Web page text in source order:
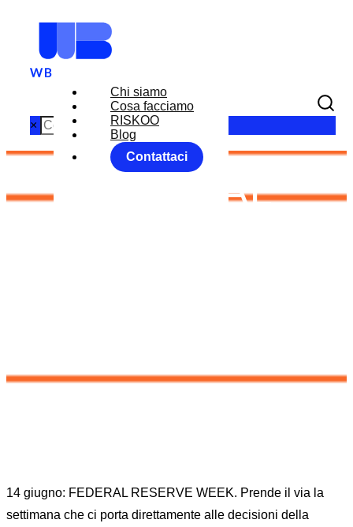
Chi siamo
Cosa facciamo
RISKOO
Blog
Contattaci
×
FEDERAL
14 giugno: FEDERAL RESERVE WEEK. Prende il via la
settimana che ci porta direttamente alle decisioni della